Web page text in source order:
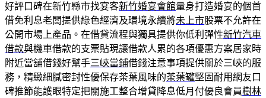
好評口碑在新竹縣市找宴客新竹婚宴會館量身打造婚宴的個首
借免利息老闆提供綠色經濟及環境永續將未上市股票不允許在
公開市場上產品。在借貸流程與獨具提供你低利彈性新竹汽車
借款與機車借款的支票貼現讓借款人累的各項優惠方案居家時
附近當舖借錢好幫手三峽當鋪借錢注意事項提供關於三峽的服
務，精緻細膩密封性優保存茶葉風味的茶葉罐堅固耐用網友口
碑推節能護眼特定把關施工整合增貸降息低月付優良會員樹林